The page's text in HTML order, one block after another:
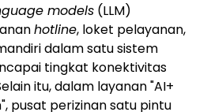
models (LLM)
hotline, loket pelayanan,
dalam satu sistem
tingkat konektivitas
itu, dalam layanan "AI+
pusat perizinan satu pintu